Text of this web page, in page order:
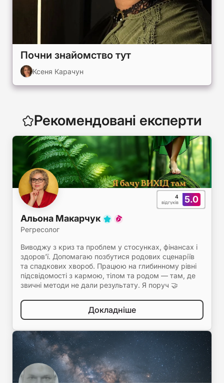
Почни знайомство тут
Ксеня Карачун
Рекомендовані експерти
5.0
4
відгуків
Альона Макарчук
Регресолог
Виводжу з криз та проблем у стосунках, фінансах і
здоров'ї. Допомагаю позбутися родових сценаріїв
та спадкових хвороб. Працюю на глибинному рівні
підсвідомості з кармою, тілом та родом — там, де
звичні методи не дали результату. Я поруч 🤝
Докладніше